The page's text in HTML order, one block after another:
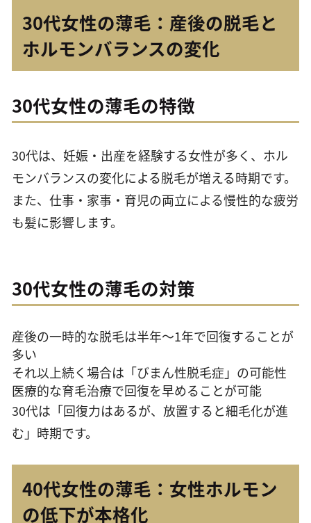
30代女性の薄毛：産後の脱毛と
ホルモンバランスの変化
30代女性の薄毛の特徴
30代は、妊娠・出産を経験する女性が多く、ホル
モンバランスの変化による脱毛が増える時期です。
また、仕事・家事・育児の両立による慢性的な疲労
も髪に影響します。
30代女性の薄毛の対策
産後の一時的な脱毛は半年〜1年で回復することが
多い
それ以上続く場合は「びまん性脱毛症」の可能性
医療的な育毛治療で回復を早めることが可能
30代は「回復力はあるが、放置すると細毛化が進
む」時期です。
40代女性の薄毛：女性ホルモン
の低下が本格化